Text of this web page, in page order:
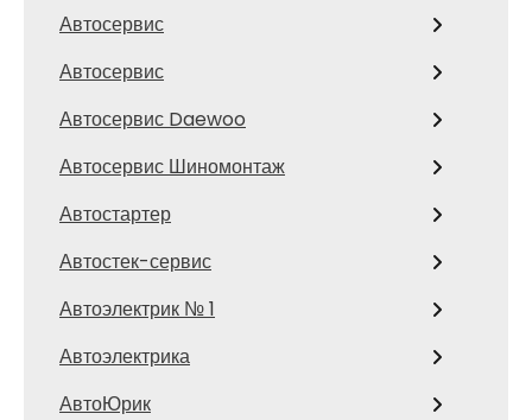
Автосервис
Автосервис
Автосервис Daewoo
Автосервис Шиномонтаж
Автостартер
Автостек-сервис
Автоэлектрик № 1
Автоэлектрика
АвтоЮрик